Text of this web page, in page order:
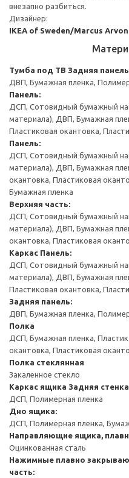
внезапно разбиться.
Дизайнер:
IKEA of Sweden/Marcus
Тумба под ТВ Задняя
ДВП, Бумажная пленка,
Панель:
ДСП, Сотовидный бумажный
материала), ДВП, Бумажная
Пластиковая окантовка,
Панель:
ДСП, Сотовидный бумажный
материала), ДВП, Бумажная
окантовка, Пластиковая
Бумажная пленка
Верхняя часть:
ДСП, Сотовидный бумажный
материала), ДВП, Бумажная
окантовка, Пластиковая
Каркас Панель:
ДСП, Сотовидный бумажный
материала), ДВП, Бумажная
Пластиковая окантовка,
Задняя панель:
ДВП, Бумажная пленка,
Полка
ДСП, Бумажная пленка,
окантовка, Пластиковая
Полка стеклянная
Закаленное стекло
Каркас ящика Задняя
ДСП, Полимерная пленка
Дно ящика:
ДСП, Полимерная пленка,
Направляющие ящика,
Оцинкованная сталь
Нажимные плавно
часть: